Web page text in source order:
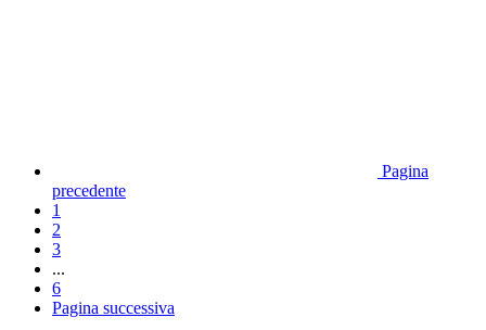
Pagina
precedente
1
2
3
...
6
Pagina successiva